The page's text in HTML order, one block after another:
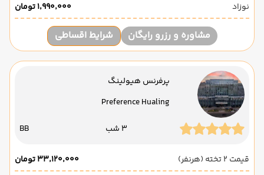
نوزاد
۱٬۹۹۰٬۰۰۰ تومان
مشاوره و رزرو رایگان شرایط اقساطی
پرفرنس هیولینگ
Preference Hualing
3 شب BB
قیمت 2 تخته (هرنفر)
۳۳٬۱۲۰٬۰۰۰ تومان